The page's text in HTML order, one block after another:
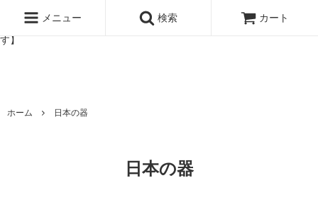
ッタのオンラインストア【アラビア,クイストゴーなどの北欧ヴィンテ
ージ食器,雅峰窯やソルテグラスジュエリーなどの作家の作品が並びま
す】
メニュー 検索 カート
ホーム 日本の器
日本の器